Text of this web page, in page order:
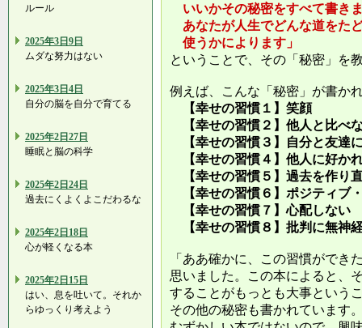
ルール
2025年3日9日
ムダな努力はない
2025年3日4日
自分の脳を自分で育てる
2025年2日27日
睡眠と脳の科学
2025年2日24日
過去にくよくよこだわるな
2025年2日18日
心が軽くなる本
2025年2日15日
はい、息を吐いて。それか
らゆっくり考えよう
いいかその秘密をすべて書き
あなたが人生でどんな道をた
使うかによります」
ということで、その「秘密」を
例えば、こんな「秘密」が書か
【幸せの習慣１】笑顔
【幸せの習慣２】他人と比べ
【幸せの習慣３】自分と友達
【幸せの習慣４】他人に好か
【幸せの習慣５】過去を作り
【幸せの習慣６】ポジティブ
【幸せの習慣７】心配しない
【幸せの習慣８】批判に無神
「ああ確かに、この習慣ができ
思いました。この本によると、
することがもっとも大事という
その他の秘密も書かれています